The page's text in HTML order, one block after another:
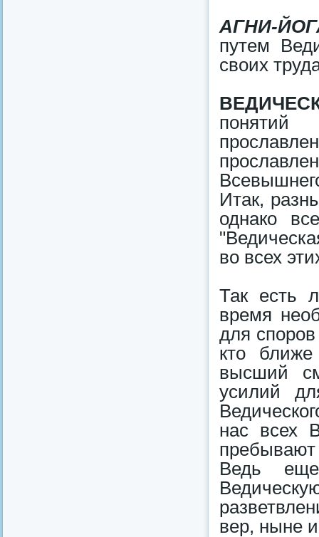
АГНИ-
путем
своих
понятий
Итак,
однако
во всех
Так есть
время
для
кто
высший
усилий
нас всех
Ведь еще
вер, ныне